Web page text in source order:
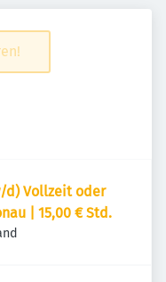
d) Vollzeit oder
| 15,00 € Std.